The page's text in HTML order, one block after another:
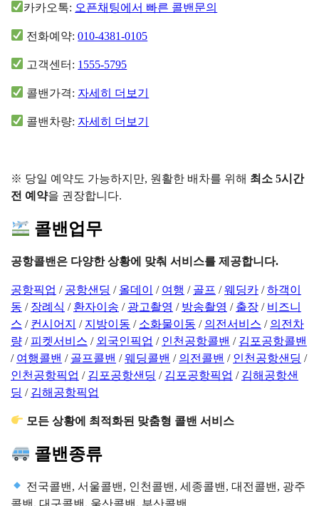
카카오톡: 오픈채팅에서 빠른 콜밴문의
전화예약:010-4381-0105
고객센터: 1555-5795
콜밴가격: 자세히 더보기
콜밴차량: 자세히 더보기
※ 당일 예약도 가능하지만, 원활한 배차를 위해 최소 5시간
전 예약을 권장합니다.
콜밴업무
공항콜밴은 다양한 상황에 맞춰 서비스를 제공합니다.
공항픽업 / 공항샌딩 / 올데이 / 여행 / 골프 /웨딩카 /하객이
동 / 장례식 / 환자이송 / 광고촬영 / 방송촬영 / 출장 / 비즈니
스 / 컨시어지 / 지방이동 / 소화물이동 / 의전서비스 / 의전차
량 / 피켓서비스 / 외국인픽업 / 인천공항콜밴 / 김포공항콜밴
/ 여행콜밴 / 골프콜밴 /웨딩콜밴 / 의전콜밴 / 인천공항샌딩 /
인천공항픽업 / 김포공항샌딩 / 김포공항픽업 / 김해공항샌
딩 / 김해공항픽업
모든 상황에 최적화된 맞춤형 콜밴 서비스
콜밴종류
전국콜밴, 서울콜밴, 인천콜밴, 세종콜밴, 대전콜밴, 광주
콜밴, 대구콜밴, 울산콜밴, 부산콜밴